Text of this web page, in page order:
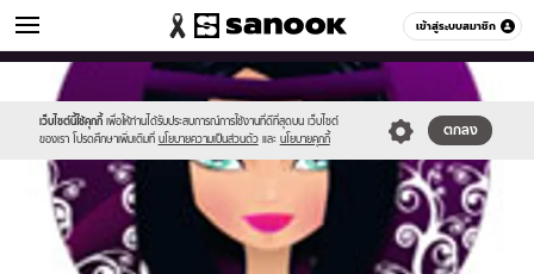
เข้าสู่ระบบสมาชิก
ดูดวง หมวดอื่นๆ
เว็บไซต์นี้ใช้คุกกี้ เพื่อให้ท่านได้รับประสบการณ์การใช้งานที่ดีที่สุดบน เว็บไซต์
ของเรา โปรดศึกษาเพิ่มเติมที่ นโยบายความเป็นส่วนตัว และ นโยบายคุกกี้
ตกลง
Sanook
//s.isanook.com/sr/0/images/logo-
sanook.png
//s.isanook.com/ho/0/ud/2/10721/170-